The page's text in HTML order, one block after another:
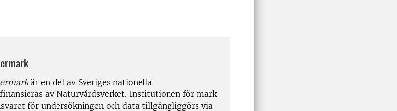
är en del av Sveriges nationella
av Naturvårdsverket. Institutionen för mark
för undersökningen och data tillgängliggörs via